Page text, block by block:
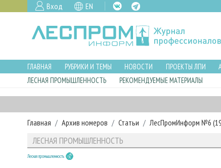
Вход EN
ГЛАВНАЯ РУБРИКИ И ТЕМЫ НОВОСТИ ПРОЕКТЫ ЛПИ
ЛЕСНАЯ ПРОМЫШЛЕННОСТЬ
РЕКОМЕНДУЕМЫЕ МАТЕРИАЛЫ
Главная Архив номеров Статьи ЛесПромИнформ №6
ЛЕСНАЯ ПРОМЫШЛЕННОСТЬ
Лесная промышленность